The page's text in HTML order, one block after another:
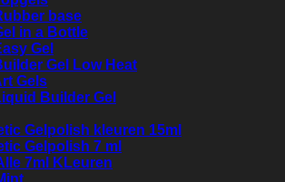
base
in a Bottle
Gel
Gel Low Heat
Gels
Builder Gel
Gelpolish kleuren 15ml
Gelpolish 7 ml
7ml KLeuren